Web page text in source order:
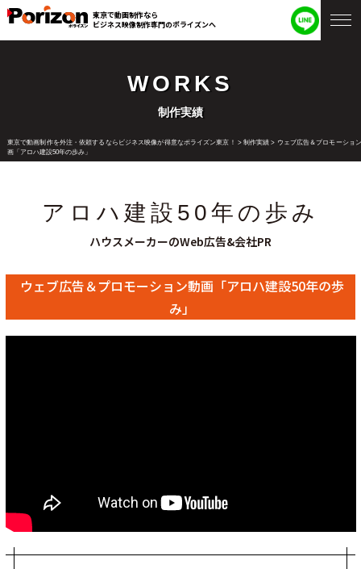
東京で動画制作なら
ビジネス映像制作専門のポライズンへ
東京で動画制作を外注・依頼するならビジネス映像が得意なポライズン東京！ > 制作実績 > ウェブ広告＆プロモーショ
画「アロハ建設50年の歩み」
WORKS
制作実績
アロハ建設50年の歩み
ハウスメーカーのWeb広告&会社PR
ウェブ広告＆プロモーション動画「アロハ建設50年の歩
み」